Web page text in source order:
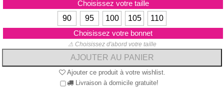
Choisissez votre taille
90
95 100 105
110
Choisissez votre bonnet
⚠ Choisissez d'abord votre taille
Ajouter ce produit à votre wishlist.
Livraison à domicile gratuite!